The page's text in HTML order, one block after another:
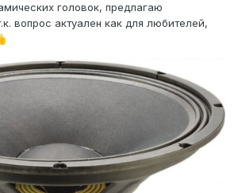
головок, предлагаю
вопрос актуален как для любителей,